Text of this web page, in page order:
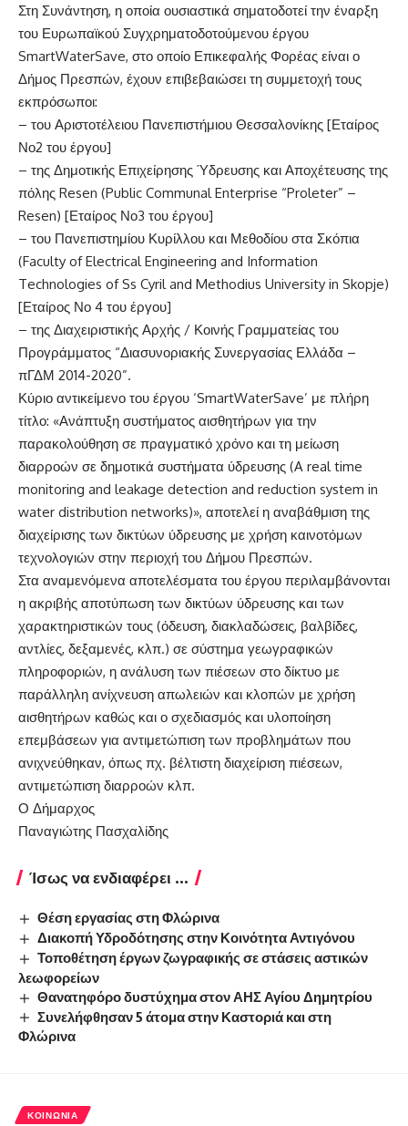
Στη Συνάντηση, η οποία ουσιαστικά σηματοδοτεί την έναρξη
του Ευρωπαϊκού Συγχρηματοδοτούμενου έργου
SmartWaterSave, στο οποίο Επικεφαλής Φορέας είναι ο
Δήμος Πρεσπών, έχουν επιβεβαιώσει τη συμμετοχή τους
εκπρόσωποι:
– του Αριστοτέλειου Πανεπιστήμιου Θεσσαλονίκης [Εταίρος
Νο2 του έργου]
– της Δημοτικής Επιχείρησης Ύδρευσης και Αποχέτευσης της
πόλης Resen (Public Communal Enterprise “Proleter” –
Resen) [Εταίρος Νο3 του έργου]
– του Πανεπιστημίου Κυρίλλου και Μεθοδίου στα Σκόπια
(Faculty of Electrical Engineering and Information
Technologies of Ss Cyril and Methodius University in Skopje)
[Εταίρος Νο 4 του έργου]
– της Διαχειριστικής Αρχής / Κοινής Γραμματείας του
Προγράμματος “Διασυνοριακής Συνεργασίας Ελλάδα –
πΓΔΜ 2014-2020”.
Κύριο αντικείμενο του έργου ‘SmartWaterSave’ με πλήρη
τίτλο: «Ανάπτυξη συστήματος αισθητήρων για την
παρακολούθηση σε πραγματικό χρόνο και τη μείωση
διαρροών σε δημοτικά συστήματα ύδρευσης (A real time
monitoring and leakage detection and reduction system in
water distribution networks)», αποτελεί η αναβάθμιση της
διαχείρισης των δικτύων ύδρευσης με χρήση καινοτόμων
τεχνολογιών στην περιοχή του Δήμου Πρεσπών.
Στα αναμενόμενα αποτελέσματα του έργου περιλαμβάνονται
η ακριβής αποτύπωση των δικτύων ύδρευσης και των
χαρακτηριστικών τους (όδευση, διακλαδώσεις, βαλβίδες,
αντλίες, δεξαμενές, κλπ.) σε σύστημα γεωγραφικών
πληροφοριών, η ανάλυση των πιέσεων στο δίκτυο με
παράλληλη ανίχνευση απωλειών και κλοπών με χρήση
αισθητήρων καθώς και ο σχεδιασμός και υλοποίηση
επεμβάσεων για αντιμετώπιση των προβλημάτων που
ανιχνεύθηκαν, όπως πχ. βέλτιστη διαχείριση πιέσεων,
αντιμετώπιση διαρροών κλπ.
Ο Δήμαρχος
Παναγιώτης Πασχαλίδης
Ίσως να ενδιαφέρει ...
Θέση εργασίας στη Φλώρινα
Διακοπή Υδροδότησης στην Κοινότητα Αντιγόνου
Τοποθέτηση έργων ζωγραφικής σε στάσεις αστικών
λεωφορείων
Θανατηφόρο δυστύχημα στον ΑΗΣ Αγίου Δημητρίου
Συνελήφθησαν 5 άτομα στην Καστοριά και στη
Φλώρινα
ΚΟΙΝΩΝΊΑ